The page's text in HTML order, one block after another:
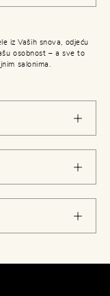
iz Vaših snova, odjeću
osobnost – a sve to
salonima.